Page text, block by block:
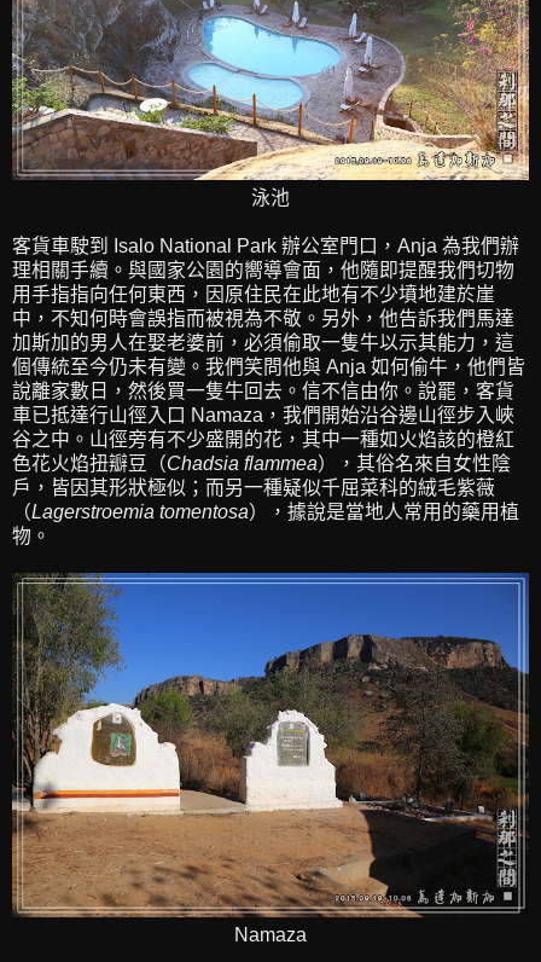
泳池
客貨車駛到 Isalo National Park 辦公室門口，Anja 為我們辦
理相關手續。與國家公園的嚮導會面，他隨即提醒我們切物
用手指指向任何東西，因原住民在此地有不少墳地建於崖
中，不知何時會誤指而被視為不敬。另外，他告訴我們馬達
加斯加的男人在娶老婆前，必須偷取一隻牛以示其能力，這
個傳統至今仍未有變。我們笑問他與 Anja 如何偷牛，他們皆
說離家數日，然後買一隻牛回去。信不信由你。說罷，客貨
車已抵達行山徑入口 Namaza，我們開始沿谷邊山徑步入峽
谷之中。山徑旁有不少盛開的花，其中一種如火焰該的橙紅
色花火焰扭瓣豆（Chadsia flammea），其俗名來自女性陰
戶，皆因其形狀極似；而另一種疑似千屈菜科的絨毛紫薇
（Lagerstroemia tomentosa），據說是當地人常用的藥用植
物。
Namaza